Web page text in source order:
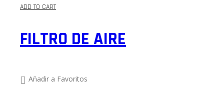
ADD TO CART
FILTRO DE AIRE
Añadir a Favoritos